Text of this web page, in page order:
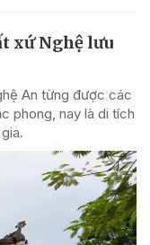
xứ Nghệ lưu
An từng được các
phong, nay là di tích